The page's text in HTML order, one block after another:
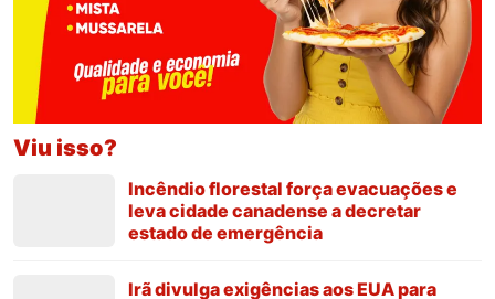
Viu isso?
Incêndio florestal força evacuações e
leva cidade canadense a decretar
estado de emergência
Irã divulga exigências aos EUA para